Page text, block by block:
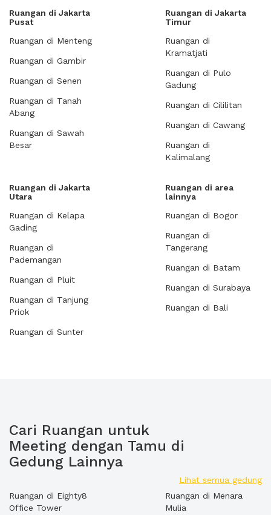
Ruangan di Jakarta
Pusat
Ruangan di Menteng
Ruangan di Gambir
Ruangan di Senen
Ruangan di Tanah
Abang
Ruangan di Sawah
Besar
Ruangan di Jakarta
Timur
Ruangan di
Kramatjati
Ruangan di Pulo
Gadung
Ruangan di Cililitan
Ruangan di Cawang
Ruangan di
Kalimalang
Ruangan di Jakarta
Utara
Ruangan di Kelapa
Gading
Ruangan di
Pademangan
Ruangan di Pluit
Ruangan di Tanjung
Priok
Ruangan di Sunter
Ruangan di area
lainnya
Ruangan di Bogor
Ruangan di
Tangerang
Ruangan di Batam
Ruangan di Surabaya
Ruangan di Bali
Cari Ruangan untuk
Meeting dengan Tamu di
Gedung Lainnya
Lihat semua gedung
Ruangan di Eighty8
Office Tower
Ruangan di Menara
Mulia